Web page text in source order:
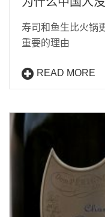
寿司和鱼生比火锅
重要的理由
READ MORE